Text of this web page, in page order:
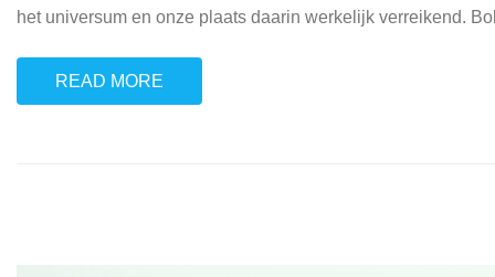
het universum en onze plaats daarin werkelijk verreikend.
READ MORE